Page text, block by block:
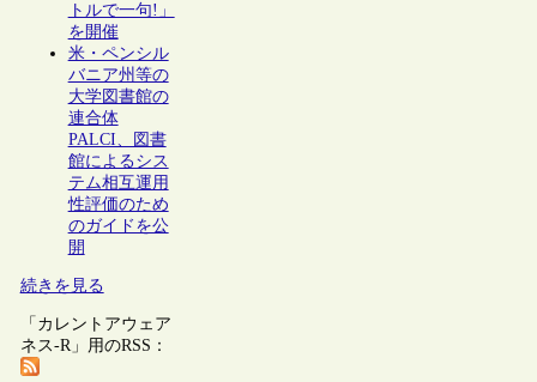
トルで一句!」
を開催
米・ペンシル
バニア州等の
大学図書館の
連合体
PALCI、図書
館によるシス
テム相互運用
性評価のため
のガイドを公
開
続きを見る
「カレントアウェア
ネス-R」用のRSS：